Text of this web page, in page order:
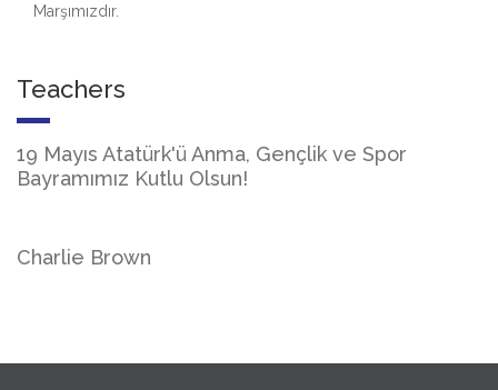
Marşımızdır.
Teachers
19 Mayıs Atatürk'ü Anma, Gençlik ve Spor
Bayramımız Kutlu Olsun!
Charlie Brown